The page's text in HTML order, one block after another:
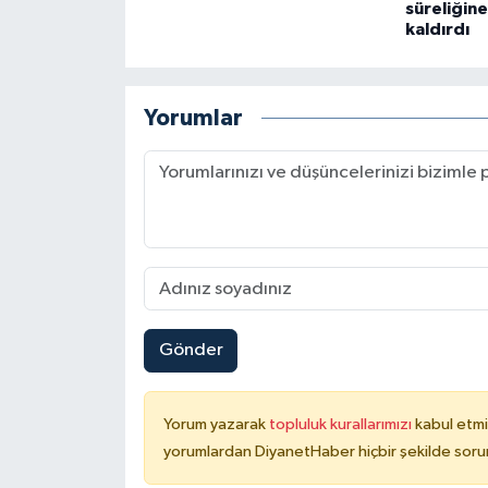
kaldırdı
Yorumlar
Gönder
Yorum yazarak topluluk kurallarımızı kabul
yorumlardan DiyanetHaber hiçbir şekilde
Hatay Müftülüğü
Isparta Müftülüğü
İstanbul Müftülüğü
İzmir Müftülüğü
Karabük Müftülüğü